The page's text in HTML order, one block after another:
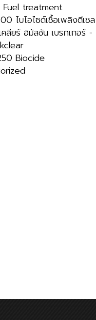
Fuel treatment
ไบโอไซด์เชื้อเพลิงดีเซล
คลียร์ อิมัลชัน เบรกเกอร์ -
Biocide